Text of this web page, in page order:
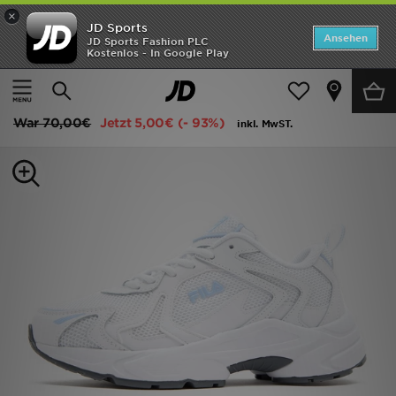
×
JD Sports
JD Sports Fashion PLC
Kostenlos - In Google Play
Ansehen
Startseite
Frauen Frauenschuhe Sneakers
Fila Heroic Damen
War70,00€ Jetzt 5,00€ (- 93%) inkl. MwST.
Startseite
ANGEBOTE
Herren
JD Exklusives